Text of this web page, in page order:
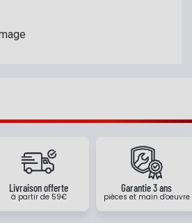
Livraison offerte
à partir de 59€
Garantie 3 ans
pièces et main d'oeuvre